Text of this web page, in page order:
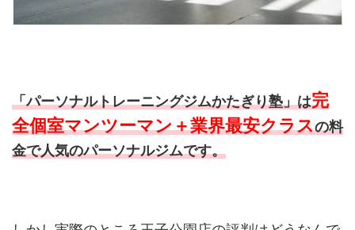
「パーソナルトレーニングジムかたぎり塾」は完
全個室マンツーマン＋業界最安クラスの料
金で人気のパーソナルジムです。